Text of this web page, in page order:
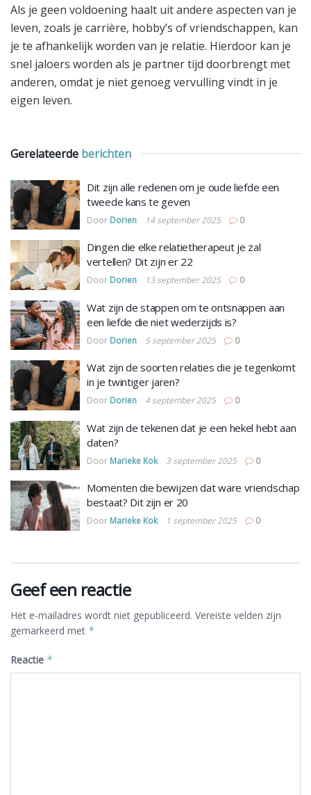
Als je geen voldoening haalt uit andere aspecten van je
leven, zoals je carrière, hobby’s of vriendschappen, kan
je te afhankelijk worden van je relatie. Hierdoor kan je
snel jaloers worden als je partner tijd doorbrengt met
anderen, omdat je niet genoeg vervulling vindt in je
eigen leven.
Gerelateerde berichten
Dit zijn alle redenen om je oude liefde een
tweede kans te geven
Door Dorien 14 september 2025 0
Dingen die elke relatietherapeut je zal
vertellen? Dit zijn er 22
Door Dorien 13 september 2025 0
Wat zijn de stappen om te ontsnappen aan
een liefde die niet wederzijds is?
Door Dorien 5 september 2025 0
Wat zijn de soorten relaties die je tegenkomt
in je twintiger jaren?
Door Dorien 4 september 2025 0
Wat zijn de tekenen dat je een hekel hebt aan
daten?
Door Marieke Kok 3 september 2025 0
Momenten die bewijzen dat ware vriendschap
bestaat? Dit zijn er 20
Door Marieke Kok 1 september 2025 0
Geef een reactie
Het e-mailadres wordt niet gepubliceerd. Vereiste velden zijn
gemarkeerd met *
Reactie *